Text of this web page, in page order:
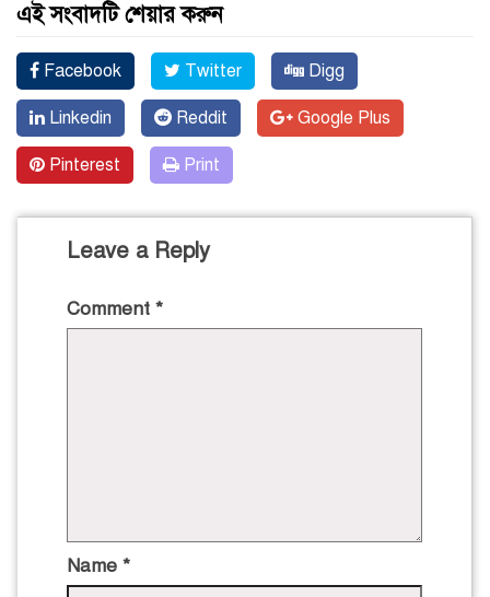
এই সংবাদটি শেয়ার করুন
Facebook Twitter Digg
Linkedin Reddit Google Plus
Pinterest Print
Leave a Reply
Comment *
Name *